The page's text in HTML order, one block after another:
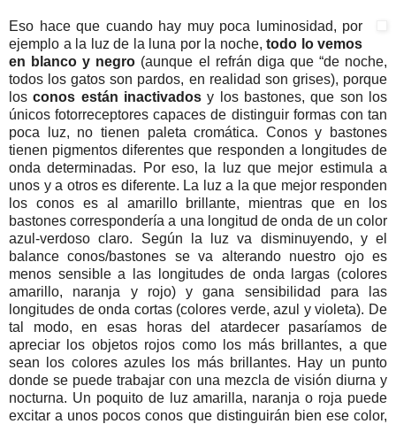
Eso hace que cuando hay muy poca luminosidad, por
ejemplo a la luz de la luna por la noche, todo lo vemos
en blanco y negro (aunque el refrán diga que “de noche,
todos los gatos son pardos, en realidad son grises), porque
losconos están inactivados y los bastones, que son los
únicos fotorreceptores capaces de distinguir formas con tan
poca luz, no tienen paleta cromática. Conos y bastones
tienen pigmentos diferentes que responden a longitudes de
onda determinadas. Por eso, la luz que mejor estimula a
unos y a otros es diferente. La luz a la que mejor responden
los conos es al amarillo brillante, mientras que en los
bastones correspondería a una longitud de onda de un color
azul-verdoso claro. Según la luz va disminuyendo, y el
balance conos/bastones se va alterando nuestro ojo es
menos sensible a las longitudes de onda largas (colores
amarillo, naranja y rojo) y gana sensibilidad para las
longitudes de onda cortas (colores verde, azul y violeta). De
tal modo, en esas horas del atardecer pasaríamos de
apreciar los objetos rojos como los más brillantes, a que
sean los colores azules los más brillantes. Hay un punto
donde se puede trabajar con una mezcla de visión diurna y
nocturna. Un poquito de luz amarilla, naranja o roja puede
excitar a unos pocos conos que distinguirán bien ese color,